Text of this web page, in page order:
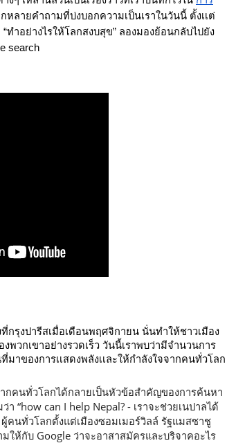
หลายคำถามที่บ่งบอกความเป็นเราในวันนี้ ตั้งเเต่
ทำอย่างไรให้โลกสงบสุข” ลองมองย้อนกลับไปยัง
search
กรุงปารีสเมื่อเดือนพฤศจิกายน นั่นทำให้ชาวเมือง
วกเขาอย่างรวดเร็ว วันนี้เราพบว่ามีจำนวนการ
าของการเเสดงพลังเเละให้กำลังใจจากคนทั่วโลก
กคนทั่วโลกได้กลายเป็นหัวข้อสำคัญของการค้นหา
“how can I help Nepal? - เราจะช่วยเนปาลได้
คนทั่วโลกตั้งแต่เมืองซอมเมอร์วิลล์ รัฐแมสซาชู
ให้กับ Google ว่าจะอาสาสมัครและบริจาคอะไร